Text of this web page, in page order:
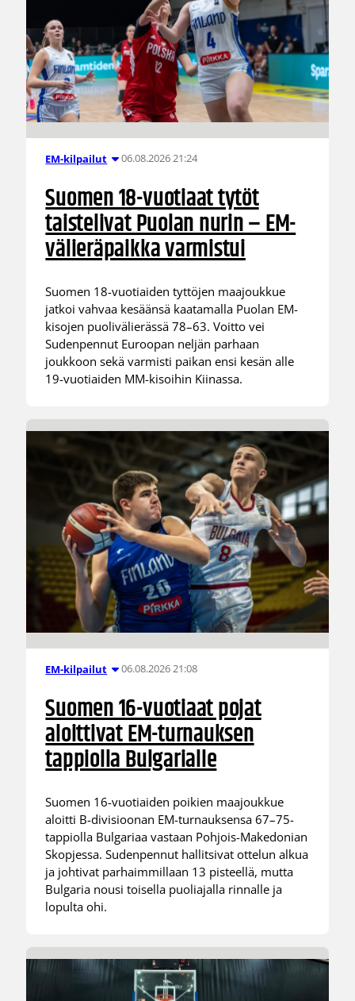
EM-kilpailut 06.08.2026 21:24
Suomen 18-vuotiaat tytöt
taistelivat Puolan nurin – EM-
välieräpaikka varmistui
Suomen 18-vuotiaiden tyttöjen maajoukkue
jatkoi vahvaa kesäänsä kaatamalla Puolan EM-
kisojen puolivälierässä 78–63. Voitto vei
Sudenpennut Euroopan neljän parhaan
joukkoon sekä varmisti paikan ensi kesän alle
19-vuotiaiden MM-kisoihin Kiinassa.
EM-kilpailut 06.08.2026 21:08
Suomen 16-vuotiaat pojat
aloittivat EM-turnauksen
tappiolla Bulgarialle
Suomen 16-vuotiaiden poikien maajoukkue
aloitti B-divisioonan EM-turnauksensa 67–75-
tappiolla Bulgariaa vastaan Pohjois-Makedonian
Skopjessa. Sudenpennut hallitsivat ottelun alkua
ja johtivat parhaimmillaan 13 pisteellä, mutta
Bulgaria nousi toisella puoliajalla rinnalle ja
lopulta ohi.